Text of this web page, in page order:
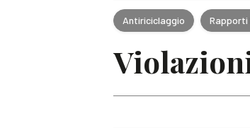
Antiriciclaggio Rapporti